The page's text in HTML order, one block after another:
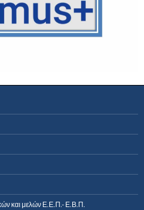
και μελών Ε.Ε.Π.- Ε.Β.Π.